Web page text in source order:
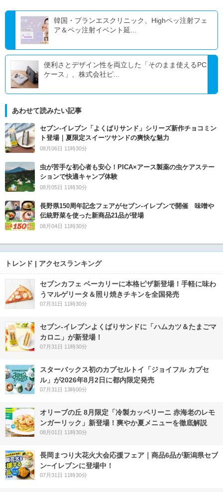
韓国・プランエスクリニック、Highペッ注射フェ
ア＆ペッ注射イベント延...
便利さとデザイン性を両立した「そのまま使えるPC
ケース」、株式会社ピ...
あわせて読みたい記事
セブン‐イレブン「よくばりサンド」シリーズ新作チョコミン
ト登場｜夏限定スイーツサンドの爽快な魅力
08月06日 11時30分
虫が苦手な初心者も安心！PICA×アース製薬の虫ケアステー
ションで快適キャンプ体験
08月05日 11時30分
長野県150周年記念フェアがセブン-イレブンで開催 味噌や
伝統野菜を使った新商品21品が登場
08月04日 11時30分
トレンド | アクセスランキング
セブンカフェ ベーカリーに本格ピザ新登場！手軽に味わ
うマルゲリータ＆照り焼きチキンを全国発売
07月31日 11時30分
セブン‐イレブンよくばりサンドに「ハムカツ＆たまごマ
カロニ」が新登場！
07月31日 11時30分
スターバックス初のカプセルトイ「ジョイフル カプセ
ル」が2026年8月2日に都内限定発売
07月31日 13時00分
オリーブの丘 8月限定「冷製カッペリーニ 赤海老のレモ
ンガーリック」新登場！爽やか夏メニューを徹底解説
08月01日 11時30分
長岡まつり大花火大会応援フェア｜商品6品が新潟県セブ
ン−イレブンに登場中！
07月31日 11時30分